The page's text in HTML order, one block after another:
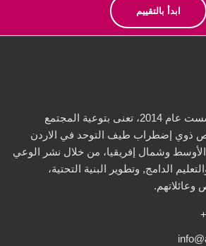
ابدأ بالتقييم
مؤسسة غير ربحية، تأسست عام 2014، تعنى بتوعية المجتمع
ذوي إضطراب طيف التوحد في الاردن
وشمال إفريقيا، من خلال نشر الوعي
الدامج, وتطوير البنية التحتية،
وعائلاتهم.